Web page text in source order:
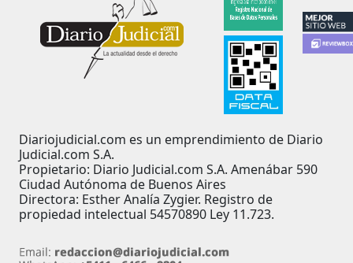
Diariojudicial.com es un emprendimiento de Diario
Judicial.com S.A.
Propietario: Diario Judicial.com S.A. Amenábar 590
Ciudad Autónoma de Buenos Aires
Directora: Esther Analía Zygier. Registro de
propiedad intelectual 54570890 Ley 11.723.